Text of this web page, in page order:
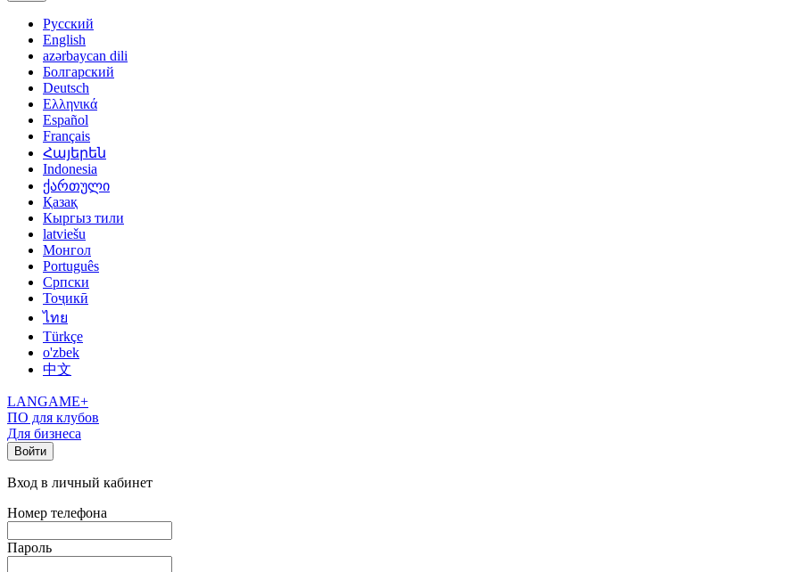
Русский
English
azərbaycan dili
Болгарский
Deutsch
Ελληνικά
Español
Français
Հայերեն
Indonesia
ქართული
Қазақ
Кыргыз тили
latviešu
Монгол
Português
Српски
Тоҷикӣ
ไทย
Türkçe
o'zbek
中文
LANGAME+
ПО для клубов
Для бизнеса
Войти
Вход в личный кабинет
Номер телефона
Пароль